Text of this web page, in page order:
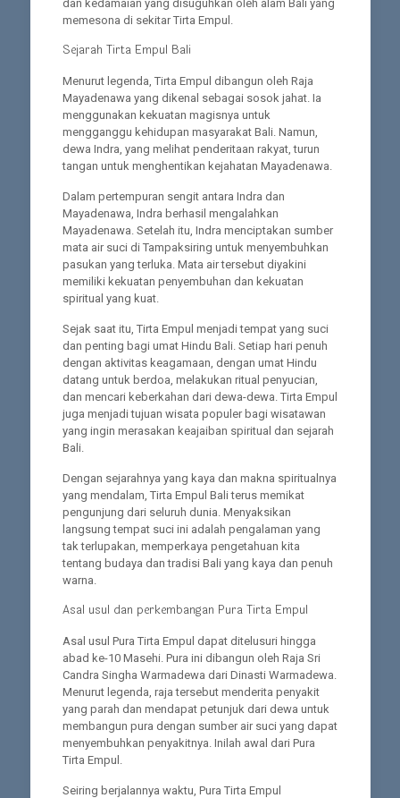
dan kedamaian yang disuguhkan oleh alam Bali yang
memesona di sekitar Tirta Empul.
Sejarah Tirta Empul Bali
Menurut legenda, Tirta Empul dibangun oleh Raja
Mayadenawa yang dikenal sebagai sosok jahat. Ia
menggunakan kekuatan magisnya untuk
mengganggu kehidupan masyarakat Bali. Namun,
dewa Indra, yang melihat penderitaan rakyat, turun
tangan untuk menghentikan kejahatan Mayadenawa.
Dalam pertempuran sengit antara Indra dan
Mayadenawa, Indra berhasil mengalahkan
Mayadenawa. Setelah itu, Indra menciptakan sumber
mata air suci di Tampaksiring untuk menyembuhkan
pasukan yang terluka. Mata air tersebut diyakini
memiliki kekuatan penyembuhan dan kekuatan
spiritual yang kuat.
Sejak saat itu, Tirta Empul menjadi tempat yang suci
dan penting bagi umat Hindu Bali. Setiap hari penuh
dengan aktivitas keagamaan, dengan umat Hindu
datang untuk berdoa, melakukan ritual penyucian,
dan mencari keberkahan dari dewa-dewa. Tirta Empul
juga menjadi tujuan wisata populer bagi wisatawan
yang ingin merasakan keajaiban spiritual dan sejarah
Bali.
Dengan sejarahnya yang kaya dan makna spiritualnya
yang mendalam, Tirta Empul Bali terus memikat
pengunjung dari seluruh dunia. Menyaksikan
langsung tempat suci ini adalah pengalaman yang
tak terlupakan, memperkaya pengetahuan kita
tentang budaya dan tradisi Bali yang kaya dan penuh
warna.
Asal usul dan perkembangan Pura Tirta Empul
Asal usul Pura Tirta Empul dapat ditelusuri hingga
abad ke-10 Masehi. Pura ini dibangun oleh Raja Sri
Candra Singha Warmadewa dari Dinasti Warmadewa.
Menurut legenda, raja tersebut menderita penyakit
yang parah dan mendapat petunjuk dari dewa untuk
membangun pura dengan sumber air suci yang dapat
menyembuhkan penyakitnya. Inilah awal dari Pura
Tirta Empul.
Seiring berjalannya waktu, Pura Tirta Empul